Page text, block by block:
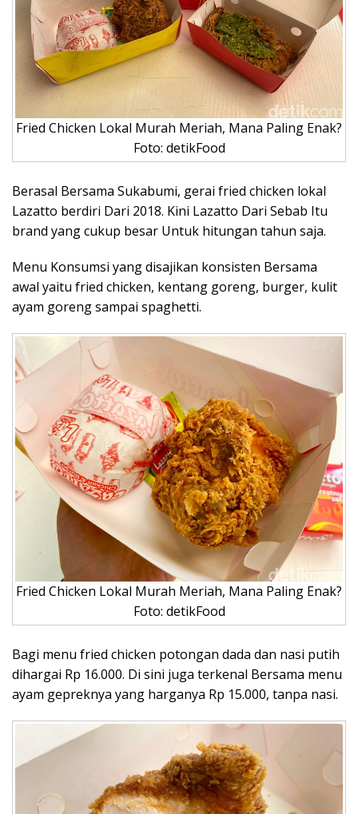
Fried Chicken Lokal Murah Meriah, Mana Paling Enak?
Foto: detikFood
Berasal Bersama Sukabumi, gerai fried chicken lokal
Lazatto berdiri Dari 2018. Kini Lazatto Dari Sebab Itu
brand yang cukup besar Untuk hitungan tahun saja.
Menu Konsumsi yang disajikan konsisten Bersama
awal yaitu fried chicken, kentang goreng, burger, kulit
ayam goreng sampai spaghetti.
Fried Chicken Lokal Murah Meriah, Mana Paling Enak?
Foto: detikFood
Bagi menu fried chicken potongan dada dan nasi putih
dihargai Rp 16.000. Di sini juga terkenal Bersama menu
ayam gepreknya yang harganya Rp 15.000, tanpa nasi.